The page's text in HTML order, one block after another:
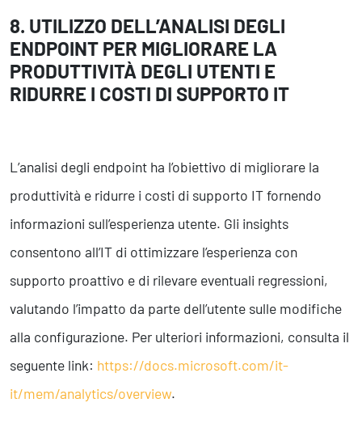
8. UTILIZZO DELL’ANALISI DEGLI
ENDPOINT PER MIGLIORARE LA
PRODUTTIVITÀ DEGLI UTENTI E
RIDURRE I COSTI DI SUPPORTO IT
L’analisi degli endpoint ha l’obiettivo di migliorare la
produttività e ridurre i costi di supporto IT fornendo
informazioni sull’esperienza utente. Gli insights
consentono all’IT di ottimizzare l’esperienza con
supporto proattivo e di rilevare eventuali regressioni,
valutando l’impatto da parte dell’utente sulle modifiche
alla configurazione. Per ulteriori informazioni, consulta il
seguente link: https://docs.microsoft.com/it-
it/mem/analytics/overview.